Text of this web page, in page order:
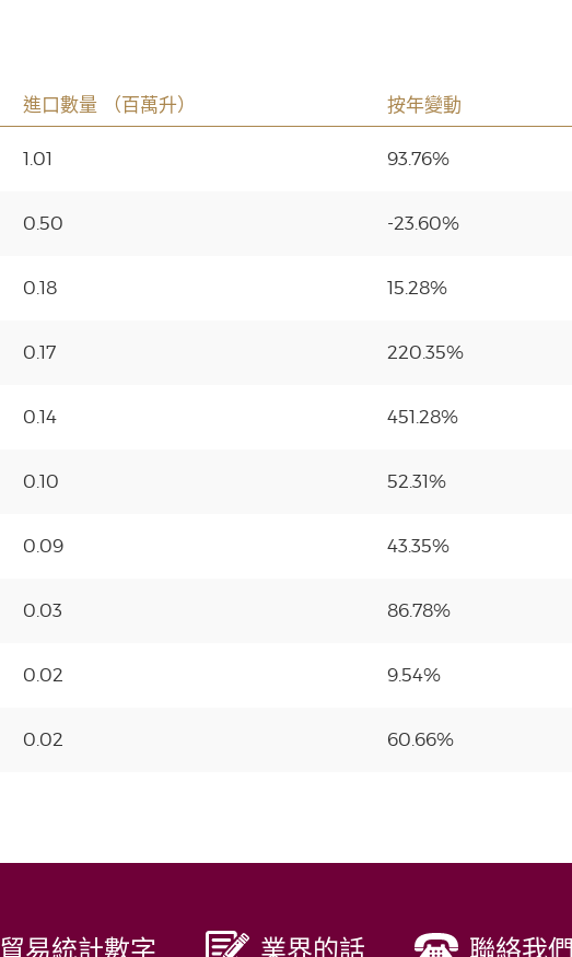
進口數量 （百萬升） 按年變動
1.01 93.76%
0.50 -23.60%
0.18 15.28%
0.17 220.35%
0.14 451.28%
0.10 52.31%
0.09 43.35%
0.03 86.78%
0.02 9.54%
0.02 60.66%
貿易統計數字 業界的話 聯絡我們